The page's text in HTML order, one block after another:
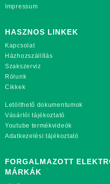
Impressum
HASZNOS LINKEK
Kapcsolat
Házhozszállítás
Szakszerviz
Rólunk
Cikkek
Letölthető dokumentumok
Vásárlói tájékoztató
Youtube termékvideók
Adatkezelési tájékoztató
FORGALMAZOTT
MÁRKÁK